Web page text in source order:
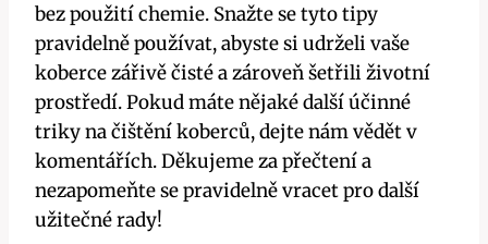
bez použití chemie. Snažte se tyto tipy
pravidelně používat, abyste si udrželi vaše
koberce zářivě čisté a zároveň šetřili životní
prostředí. Pokud máte nějaké další účinné
triky na čištění koberců, dejte nám vědět v
komentářích. Děkujeme za přečtení a
nezapomeňte se pravidelně vracet pro další
užitečné rady!